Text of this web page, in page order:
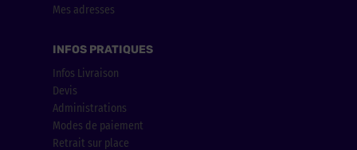
Mes adresses
INFOS PRATIQUES
Infos Livraison
Devis
Administrations
Modes de paiement
Retrait sur place